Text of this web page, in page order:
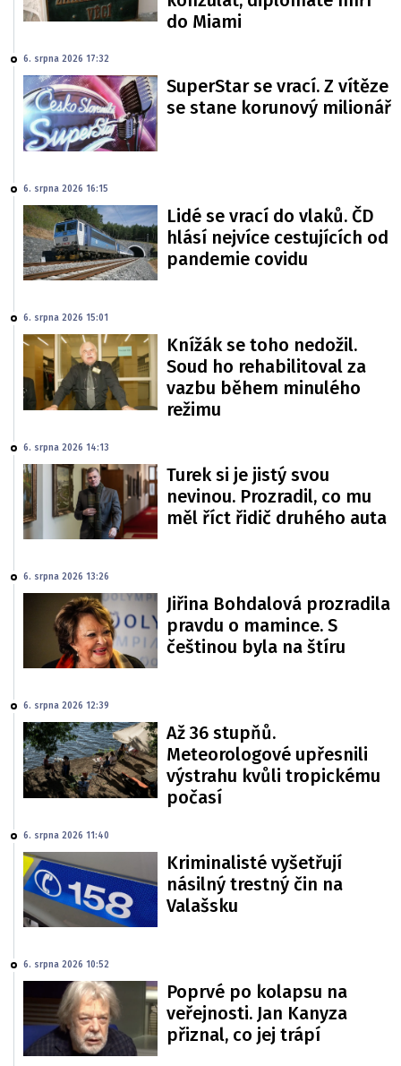
do Miami
6. srpna 2026 17:32
SuperStar se vrací. Z vítěze
se stane korunový milionář
6. srpna 2026 16:15
Lidé se vrací do vlaků. ČD
hlásí nejvíce cestujících od
pandemie covidu
6. srpna 2026 15:01
Knížák se toho nedožil.
Soud ho rehabilitoval za
vazbu během minulého
režimu
6. srpna 2026 14:13
Turek si je jistý svou
nevinou. Prozradil, co mu
měl říct řidič druhého auta
6. srpna 2026 13:26
Jiřina Bohdalová prozradila
pravdu o mamince. S
češtinou byla na štíru
6. srpna 2026 12:39
Až 36 stupňů.
Meteorologové upřesnili
výstrahu kvůli tropickému
počasí
6. srpna 2026 11:40
Kriminalisté vyšetřují
násilný trestný čin na
Valašsku
6. srpna 2026 10:52
Poprvé po kolapsu na
veřejnosti. Jan Kanyza
přiznal, co jej trápí